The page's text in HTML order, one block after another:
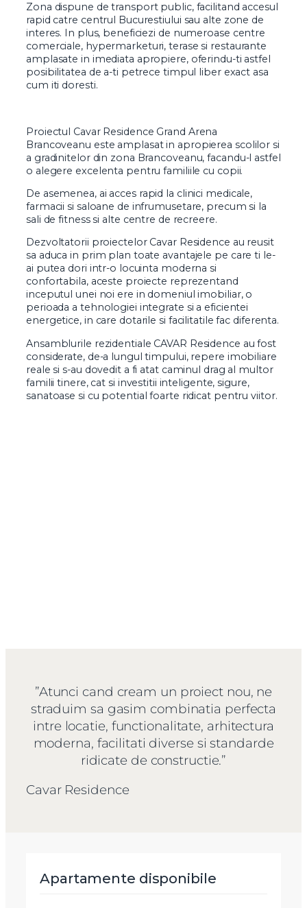
Zona dispune de transport public, facilitand accesul
rapid catre centrul Bucurestiului sau alte zone de
interes. In plus, beneficiezi de numeroase centre
comerciale, hypermarketuri, terase si restaurante
amplasate in imediata apropiere, oferindu-ti astfel
posibilitatea de a-ti petrece timpul liber exact asa
cum iti doresti.
Proiectul Cavar Residence Grand Arena
Brancoveanu este amplasat in apropierea scolilor si
a gradinitelor din zona Brancoveanu, facandu-l astfel
o alegere excelenta pentru familiile cu copii.
De asemenea, ai acces rapid la clinici medicale,
farmacii si saloane de infrumusetare, precum si la
sali de fitness si alte centre de recreere.
Dezvoltatorii proiectelor Cavar Residence au reusit
sa aduca in prim plan toate avantajele pe care ti le-
ai putea dori intr-o locuinta moderna si
confortabila, aceste proiecte reprezentand
inceputul unei noi ere in domeniul imobiliar, o
perioada a tehnologiei integrate si a eficientei
energetice, in care dotarile si facilitatile fac diferenta.
Ansamblurile rezidentiale CAVAR Residence au fost
considerate, de-a lungul timpului, repere imobiliare
reale si s-au dovedit a fi atat caminul drag al multor
familii tinere, cat si investitii inteligente, sigure,
sanatoase si cu potential foarte ridicat pentru viitor.
”Atunci cand cream un proiect nou, ne
straduim sa gasim combinatia perfecta
intre locatie, functionalitate, arhitectura
moderna, facilitati diverse si standarde
ridicate de constructie.”
Cavar Residence
Apartamente disponibile